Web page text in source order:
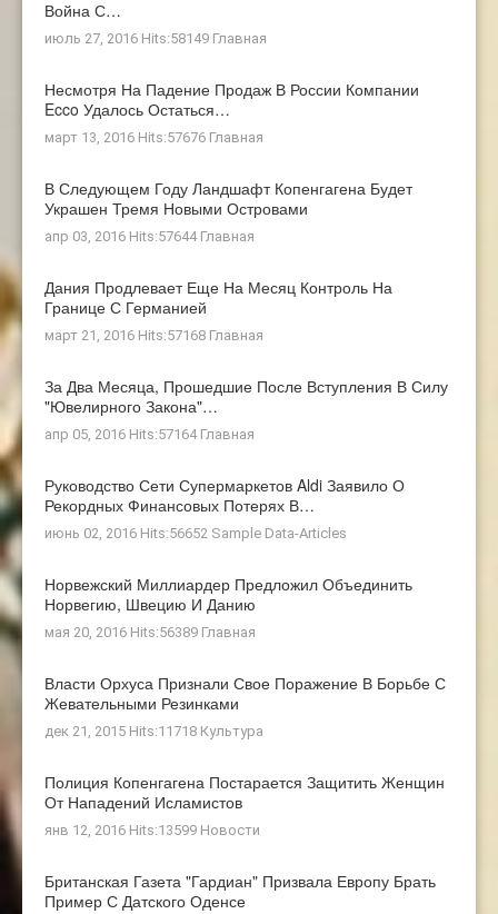
Война С…
июль 27, 2016 Hits:58149 Главная
Несмотря На Падение Продаж В России Компании
Ecco Удалось Остаться…
март 13, 2016 Hits:57676 Главная
В Следующем Году Ландшафт Копенгагена Будет
Украшен Тремя Новыми Островами
апр 03, 2016 Hits:57644 Главная
Дания Продлевает Еще На Месяц Контроль На
Границе С Германией
март 21, 2016 Hits:57168 Главная
За Два Месяца, Прошедшие После Вступления В Силу
"ювелирного Закона"…
апр 05, 2016 Hits:57164 Главная
Руководство Сети Супермаркетов Aldi Заявило О
Рекордных Финансовых Потерях В…
июнь 02, 2016 Hits:56652 Sample Data-Articles
Норвежский Миллиардер Предложил Объединить
Норвегию, Швецию И Данию
мая 20, 2016 Hits:56389 Главная
Власти Орхуса Признали Свое Поражение В Борьбе С
Жевательными Резинками
дек 21, 2015 Hits:11718 Культура
Полиция Копенгагена Постарается Защитить Женщин
От Нападений Исламистов
янв 12, 2016 Hits:13599 Новости
Британская Газета "Гардиан" Призвала Европу Брать
Пример С Датского Оденсе